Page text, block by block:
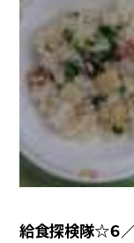
給食探検隊☆６